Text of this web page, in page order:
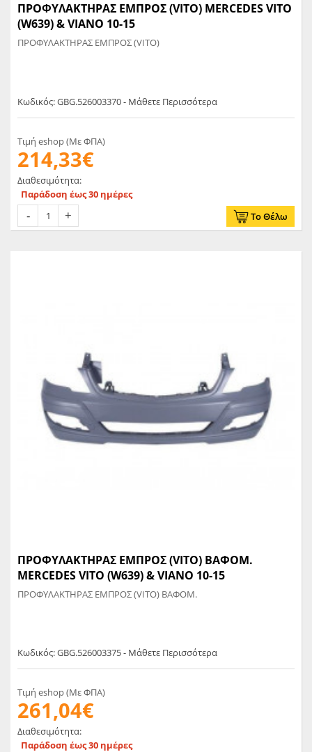
ΠΡΟΦΥΛΑΚΤΗΡΑΣ ΕΜΠΡΟΣ (VITO) MERCEDES VITO
(W639) & VIANO 10-15
ΠΡΟΦΥΛΑΚΤΗΡΑΣ ΕΜΠΡΟΣ (VITO)
Κωδικός: GBG.526003370 - Μάθετε Περισσότερα
Τιμή eshop (Με ΦΠΑ)
214,33€
Διαθεσιμότητα:
Παράδοση έως 30 ημέρες
Το Θέλω
ΠΡΟΦΥΛΑΚΤΗΡΑΣ ΕΜΠΡΟΣ (VITO) ΒΑΦΟΜ.
MERCEDES VITO (W639) & VIANO 10-15
ΠΡΟΦΥΛΑΚΤΗΡΑΣ ΕΜΠΡΟΣ (VITO) ΒΑΦΟΜ.
Κωδικός: GBG.526003375 - Μάθετε Περισσότερα
Τιμή eshop (Με ΦΠΑ)
261,04€
Διαθεσιμότητα:
Παράδοση έως 30 ημέρες